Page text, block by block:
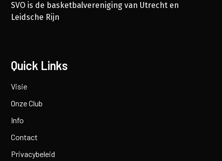
SVO is de basketbalvereniging van Utrecht en
Leidsche Rijn
Quick Links
Visie
Onze Club
Info
Contact
Privacybeleid